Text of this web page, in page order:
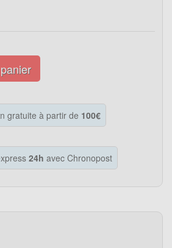
gratuite à partir de 100€
24h avec Chronopost